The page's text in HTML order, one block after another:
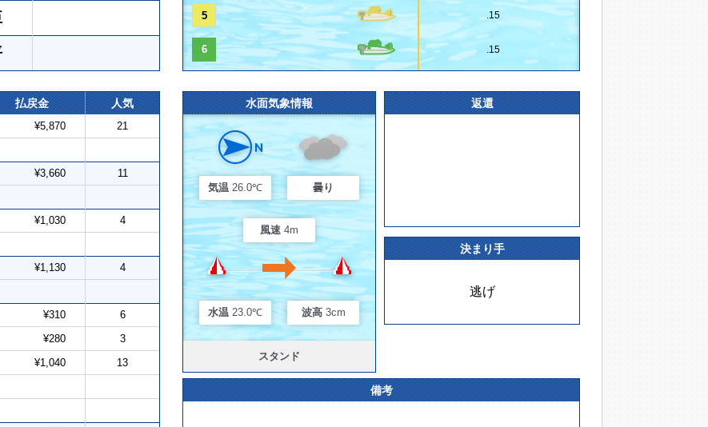
5 .15
6 .15
払戻金 人気
¥5,870 21
¥3,660 11
¥1,030 4
¥1,130 4
¥310 6
¥280 3
¥1,040 13
水面気象情報
気温 26.0℃ 曇り
風速 4m
水温 23.0℃ 波高 3cm
スタンド
返還
決まり手
逃げ
備考